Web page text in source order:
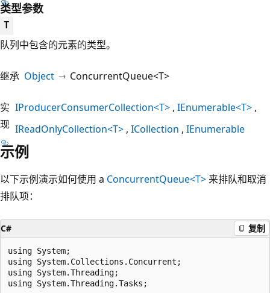
类型参数
T
队列中包含的元素的类型。
继承 Object ConcurrentQueue<T>
实
现
IProducerConsumerCollection<T> IEnumerable<T>
IReadOnlyCollection<T> ICollection IEnumerable
示例
以下示例演示如何使用 a ConcurrentQueue<T> 来排队和取消
排队项：
C# 复制
using System;
using System.Collections.Concurrent;
using System.Threading;
using System.Threading.Tasks;